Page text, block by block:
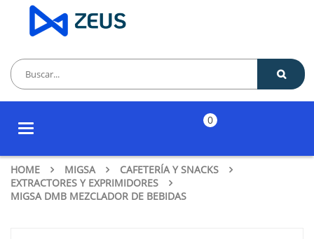
Toggle
0
HOME MIGSA
CAFETERÍA Y SNACKS
EXTRACTORES Y EXPRIMIDORES
MIGSA DMB MEZCLADOR DE BEBIDAS